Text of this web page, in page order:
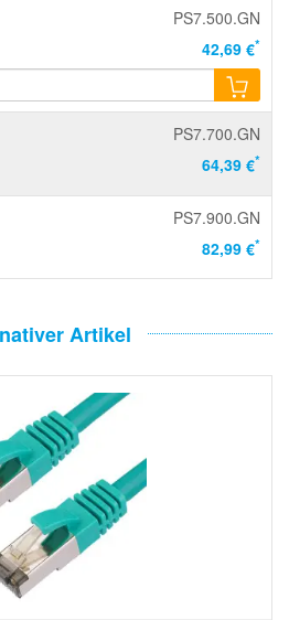
PS7.500.GN
42,69 €*
PS7.700.GN
64,39 €*
PS7.900.GN
82,99 €*
Artikel